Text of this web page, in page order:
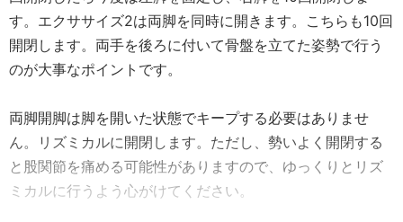
す。エクササイズ2は両脚を同時に開きます。こちらも10回
開閉します。両手を後ろに付いて骨盤を立てた姿勢で行う
のが大事なポイントです。
両脚開脚は脚を開いた状態でキープする必要はありませ
ん。リズミカルに開閉します。ただし、勢いよく開閉する
と股関節を痛める可能性がありますので、ゆっくりとリズ
ミカルに行うよう心がけてください。